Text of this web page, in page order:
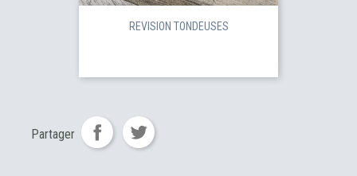
REVISION TONDEUSES
Partager